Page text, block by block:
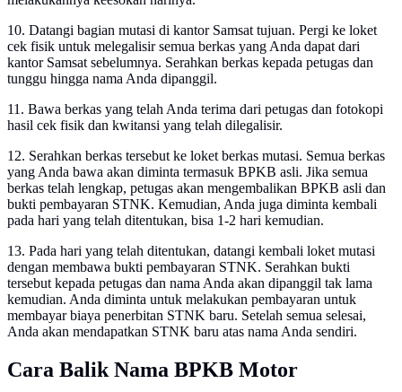
10. Datangi bagian mutasi di kantor Samsat tujuan. Pergi ke loket
cek fisik untuk melegalisir semua berkas yang Anda dapat dari
kantor Samsat sebelumnya. Serahkan berkas kepada petugas dan
tunggu hingga nama Anda dipanggil.
11. Bawa berkas yang telah Anda terima dari petugas dan fotokopi
hasil cek fisik dan kwitansi yang telah dilegalisir.
12. Serahkan berkas tersebut ke loket berkas mutasi. Semua berkas
yang Anda bawa akan diminta termasuk BPKB asli. Jika semua
berkas telah lengkap, petugas akan mengembalikan BPKB asli dan
bukti pembayaran STNK. Kemudian, Anda juga diminta kembali
pada hari yang telah ditentukan, bisa 1-2 hari kemudian.
13. Pada hari yang telah ditentukan, datangi kembali loket mutasi
dengan membawa bukti pembayaran STNK. Serahkan bukti
tersebut kepada petugas dan nama Anda akan dipanggil tak lama
kemudian. Anda diminta untuk melakukan pembayaran untuk
membayar biaya penerbitan STNK baru. Setelah semua selesai,
Anda akan mendapatkan STNK baru atas nama Anda sendiri.
Cara Balik Nama BPKB Motor